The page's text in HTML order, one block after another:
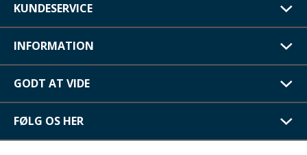
KUNDESERVICE
INFORMATION
GODT AT VIDE
FØLG OS HER